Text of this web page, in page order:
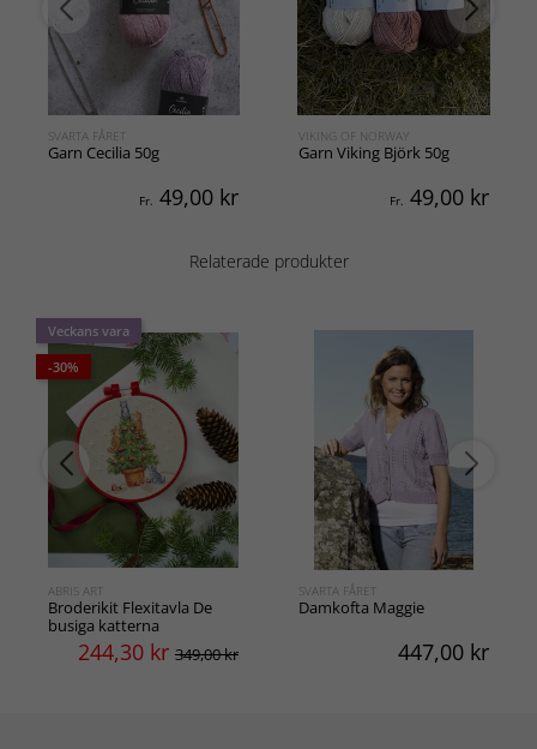
SVARTA FÅRET
Garn Cecilia 50g
Fr. 49,00 kr
VIKING OF NORWAY
Garn Viking Björk 50g
Fr. 49,00 kr
Relaterade produkter
Veckans vara
-30%
ABRIS ART
Broderikit Flexitavla De
busiga katterna
244,30 kr 349,00 kr
SVARTA FÅRET
Damkofta Maggie
447,00 kr